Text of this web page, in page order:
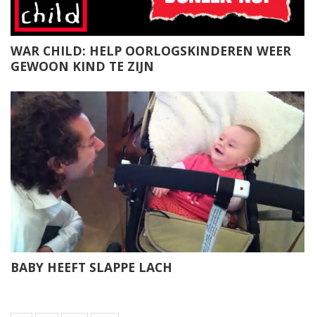
WAR CHILD: HELP OORLOGSKINDEREN WEER
GEWOON KIND TE ZIJN
BABY HEEFT SLAPPE LACH